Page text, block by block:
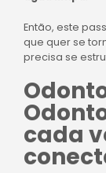
Então, este
que quer se
precisa se
cada